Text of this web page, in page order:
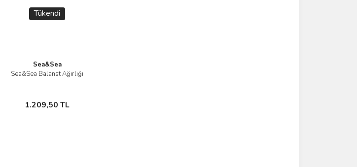
Tükendi
Sea&Sea
Sea&Sea Balanst Ağırlığı
1.209,50 TL
İncele
Stokta Yok